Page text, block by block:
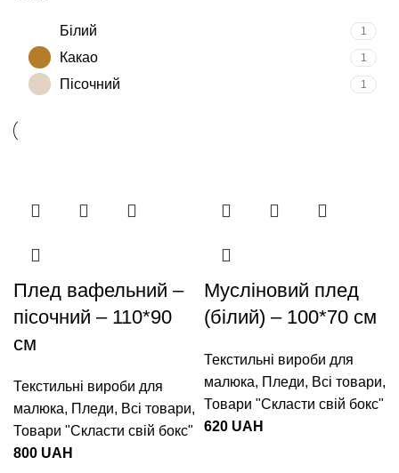
Білий 1
Какао 1
Пісочний 1
Плед вафельний –
пісочний – 110*90
см
Текстильні вироби для
малюка, Пледи, Всі товари,
Товари "Cкласти свій бокс"
800 UAH
Мусліновий плед
(білий) – 100*70 см
Текстильні вироби для
малюка, Пледи, Всі товари,
Товари "Cкласти свій бокс"
620 UAH